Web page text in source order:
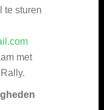
te sturen
met